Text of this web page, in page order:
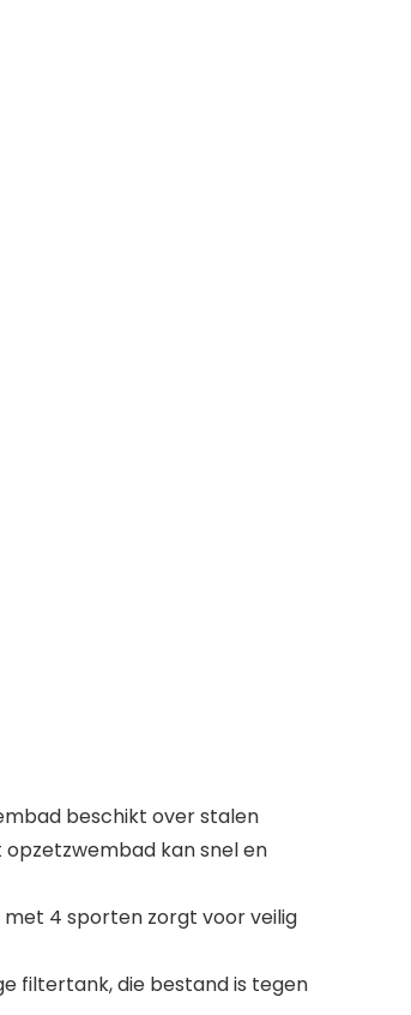
beschikt over stalen
kan snel en
4 sporten zorgt voor veilig
filtertank, die bestand is tegen